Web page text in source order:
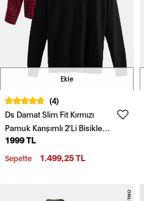
Ekle
(4)
Ds Damat Slim Fit Kırmızı
Pamuk Karışımlı 2'Li Bisiklet
Yaka Triko Ve Gömlek
1999 TL
Sepette 1.499,25 TL